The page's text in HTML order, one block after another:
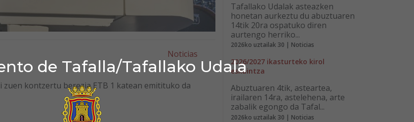
de Tafalla/Tafallako Udala
Noticias
kontzertu berezia ETB 1 katean emitituko da
Tafallako Udalak asteazken
honetan aurkeztu du abuztuaren
14tik 20ra ospatuko diren
aurtengo herriko...
2026ko uztailak 30 | Noticias
2026/2027 ikasturteko kirol
eskaintza
Abuztuaren 4tik, asteartea,
irailaren 14ra, astelehena, arte
zabalik egongo da Tafal...
2026ko uztailak 30 | Noticias